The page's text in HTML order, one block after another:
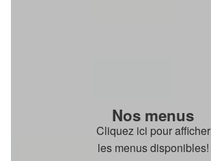
Nos menus
Cliquez ici pour afficher
les menus disponibles!